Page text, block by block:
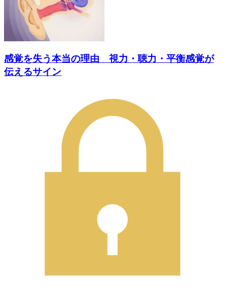
感覚を失う本当の理由 視力・聴力・平衡感覚が
伝えるサイン